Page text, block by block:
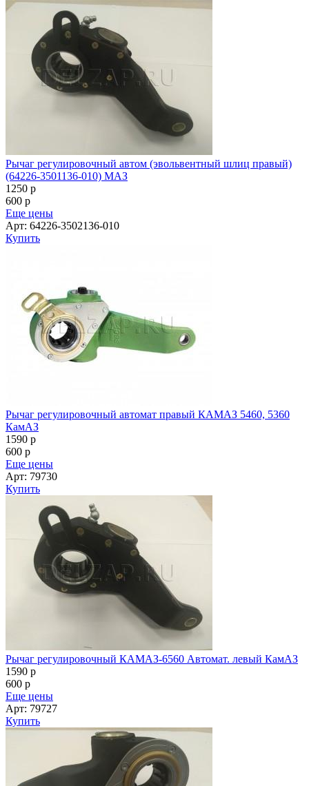
Рычаг регулировочный автом (эвольвентный шлиц правый)
(64226-3501136-010) МАЗ
1250 p
600 p
Еще цены
Арт: 64226-3502136-010
Купить
Рычаг регулировочный автомат правый КАМАЗ 5460, 5360
КамАЗ
1590 p
600 p
Еще цены
Арт: 79730
Купить
Рычаг регулировочный КАМАЗ-6560 Автомат. левый КамАЗ
1590 p
600 p
Еще цены
Арт: 79727
Купить